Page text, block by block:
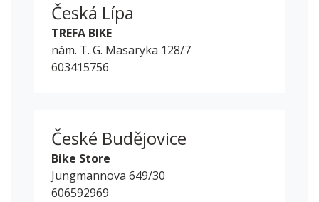
Česká Lípa
TREFA BIKE
nám. T. G. Masaryka 128/7
603415756
České Budějovice
Bike Store
Jungmannova 649/30
606592969